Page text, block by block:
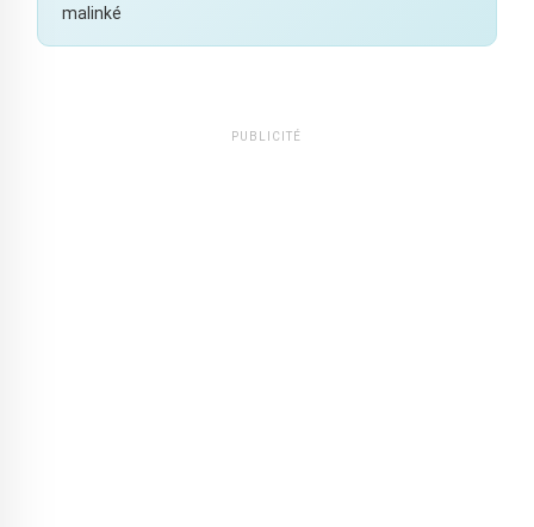
malinké
PUBLICITÉ